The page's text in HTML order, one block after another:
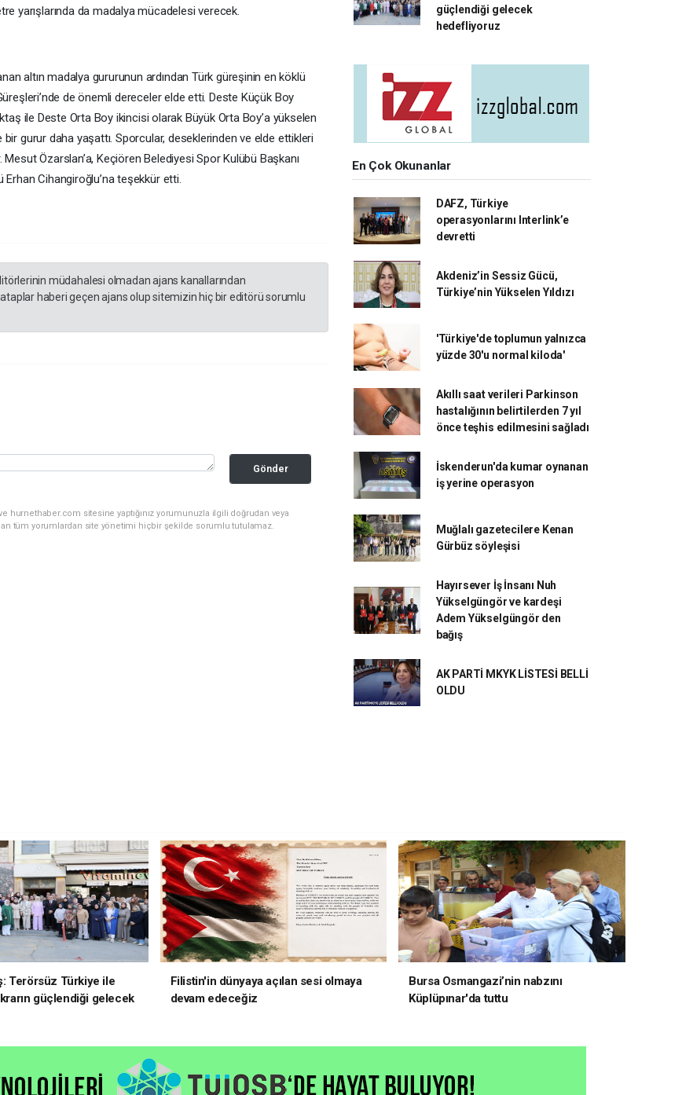
yarışlarında da madalya mücadelesi verecek.
altın madalya gururunun ardından Türk güreşinin en köklü
de önemli dereceler elde etti. Deste Küçük Boy
ile Deste Orta Boy ikincisi olarak Büyük Orta Boy’a yükselen
gurur daha yaşattı. Sporcular, deseklerinden ve elde ettikleri
Mesut Özarslan’a, Keçiören Belediyesi Spor Kulübü Başkanı
Cihangiroğlu’na teşekkür etti.
müdahalesi olmadan ajans kanallarından
haberi geçen ajans olup sitemizin hiç bir editörü sorumlu
Gönder
hurnethaber.com sitesine yaptığınız yorumunuzla ilgili doğrudan veya
tüm yorumlardan site yönetimi hiçbir şekilde sorumlu tutulamaz.
güçlendiği gelecek
hedefliyoruz
En Çok Okunanlar
DAFZ, Türkiye
operasyonlarını Interlink’e
devretti
Akdeniz’in Sessiz Gücü,
Türkiye’nin Yükselen Yıldızı
'Türkiye'de toplumun yalnızca
yüzde 30'u normal kiloda'
Akıllı saat verileri Parkinson
hastalığının belirtilerden 7 yıl
önce teşhis edilmesini sağladı
İskenderun'da kumar oynanan
iş yerine operasyon
Muğlalı gazetecilere Kenan
Gürbüz söyleşisi
Hayırsever İş İnsanı Nuh
Yükselgüngör ve kardeşi
Adem Yükselgüngör den
bağış
AK PARTİ MKYK LİSTESİ BELLİ
OLDU
Terörsüz Türkiye ile
güçlendiği gelecek
Filistin'in dünyaya açılan sesi olmaya
devam edeceğiz
Bursa Osmangazi’nin nabzını
Küplüpınar'da tuttu